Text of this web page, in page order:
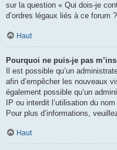
sur la question « Qui dois-je
d’ordres légaux liés à ce forum
Haut
Pourquoi ne puis-je pas
Il est possible qu’un
afin d’empêcher les nouveaux
également possible qu’un
IP ou interdit l’utilisation du
Pour plus d’informations,
Haut